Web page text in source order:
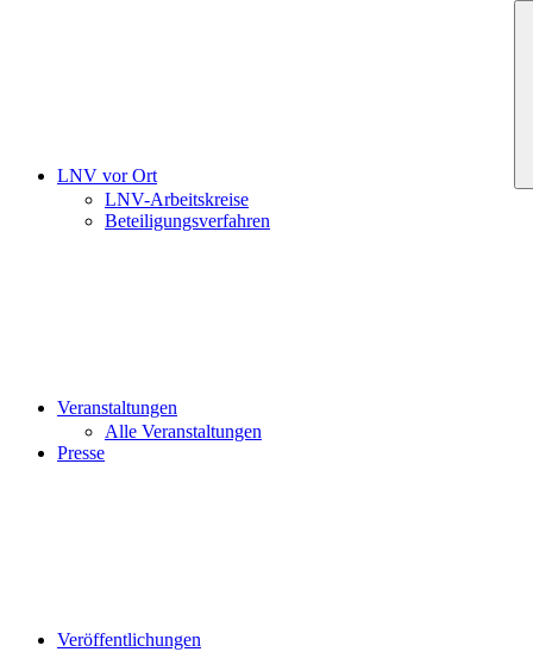
LNV vor Ort
LNV-Arbeitskreise
Beteiligungsverfahren
Veranstaltungen
Alle Veranstaltungen
Presse
Veröffentlichungen